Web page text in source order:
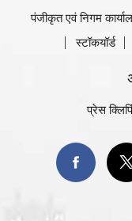
पंजीकृत एवं निगम
स्टॉकयॉर्ड
प्रेस